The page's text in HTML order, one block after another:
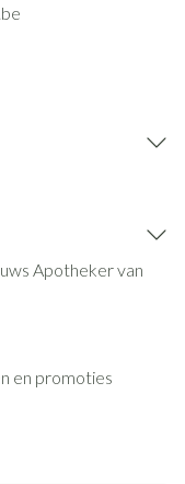
Apotheker van
en promoties